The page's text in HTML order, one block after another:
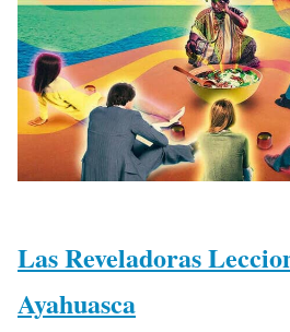
Las Reveladoras
Ayahuasca